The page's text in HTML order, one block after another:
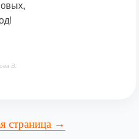
В.
страница →